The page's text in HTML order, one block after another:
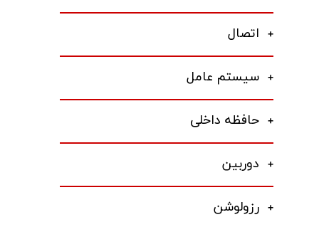
اتصال
سیستم عامل
حافظه داخلی
دوربین
رزولوشن